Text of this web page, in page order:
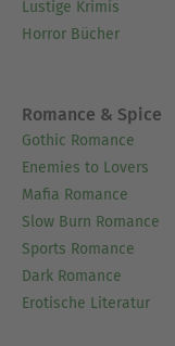
Lustige Krimis
Horror Bücher
Romance & Spice
Gothic Romance
Enemies to Lovers
Mafia Romance
Slow Burn Romance
Sports Romance
Dark Romance
Erotische Literatur